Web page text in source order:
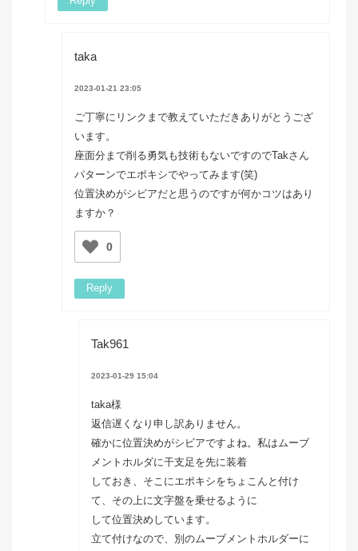
taka
2023-01-21 23:05
ご丁寧にリンクまで教えていただきありがとうござ
います。
座面分まで削る勇気も技術もないですのでTakさん
パターンでエポキシでやってみます(笑)
位置決めがシビアだと思うのですが何かコツはあり
ますか？
0
Reply
Tak961
2023-01-29 15:04
taka様
返信遅くなり申し訳ありません。
確かに位置決めがシビアですよね。私はムーブ
メントホルダに干支足を先に装着
しておき、そこにエポキシをちょこんと付け
て、その上に文字盤を乗せるように
して位置決めしています。
立て付けなので、別のムーブメントホルダーに